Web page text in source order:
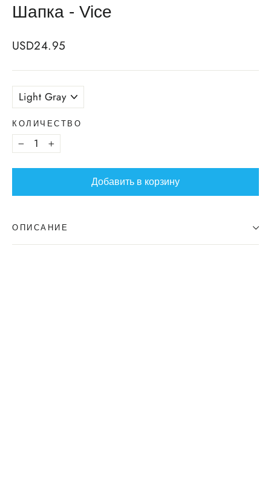
Шапка - Vice
Regular
USD24.95
COLOR
КОЛИЧЕСТВО
− +
Добавить в корзину
ОПИСАНИЕ